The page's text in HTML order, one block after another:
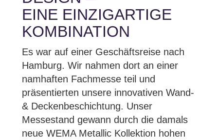
EINE EINZIGARTIGE
KOMBINATION
Es war auf einer Geschäftsreise nach
Hamburg. Wir nahmen dort an einer
namhaften Fachmesse teil und
präsentierten unsere innovativen Wand-
& Deckenbeschichtung. Unser
Messestand gewann durch die damals
neue WEMA Metallic Kollektion hohen